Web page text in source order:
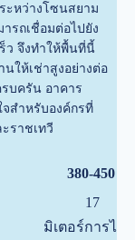
ะหว่างโซนสยาม
รถเชื่อมต่อไปยัง
ว จึงทำให้พื้นที่นี้
ให้เช่าสูงอย่างต่อ
บครัน อาคาร
สำหรับองค์กรที่
ราชเทวี
380-450
17
มิเตอร์การไฟ